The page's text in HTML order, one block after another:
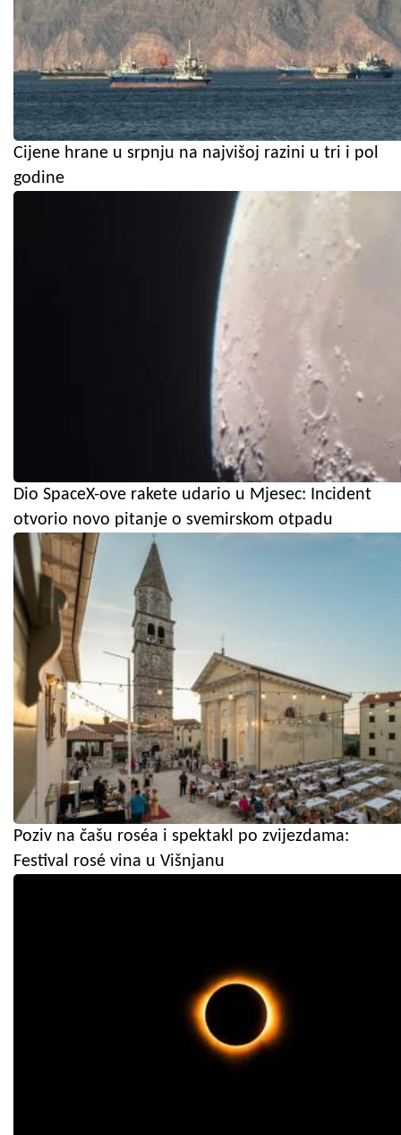
Cijene hrane u srpnju na najvišoj razini u tri i pol
godine
Dio SpaceX-ove rakete udario u Mjesec: Incident
otvorio novo pitanje o svemirskom otpadu
Poziv na čašu roséa i spektakl po zvijezdama:
Festival rosé vina u Višnjanu